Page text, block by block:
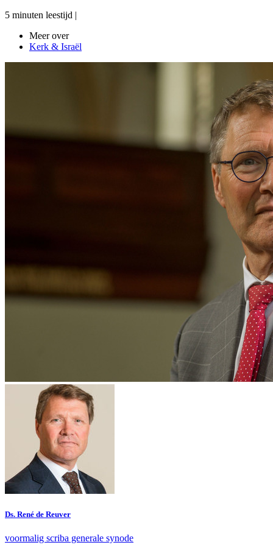
5 minuten leestijd |
Meer over
Kerk & Israël
Ds. René de Reuver
voormalig scriba generale synode